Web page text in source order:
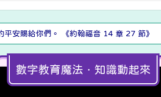
平安賜給你們。 《約翰福音 14 章 27 節》
數字教育魔法．知識動起來